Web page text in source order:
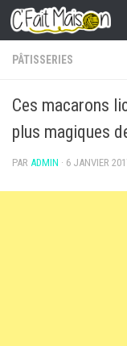
Skip to content
PÂTISSERIES
Ces macarons
plus magiques
PAR ADMIN · 6 JANVIER